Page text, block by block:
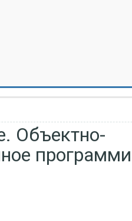
Объектно-